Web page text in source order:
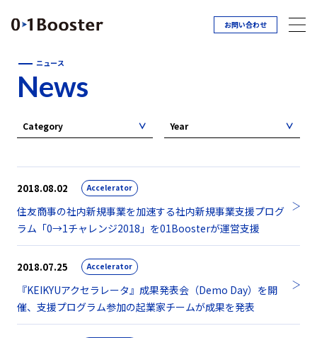
お問い合わせ
ニュース
News
Category Year
2018.08.02 Accelerator
住友商事の社内新規事業を加速する社内新規事業支援プログ
ラム「0→1チャレンジ2018」を01Boosterが運営支援
2018.07.25 Accelerator
『KEIKYUアクセラレータ』成果発表会（Demo Day）を開
催、支援プログラム参加の起業家チームが成果を発表